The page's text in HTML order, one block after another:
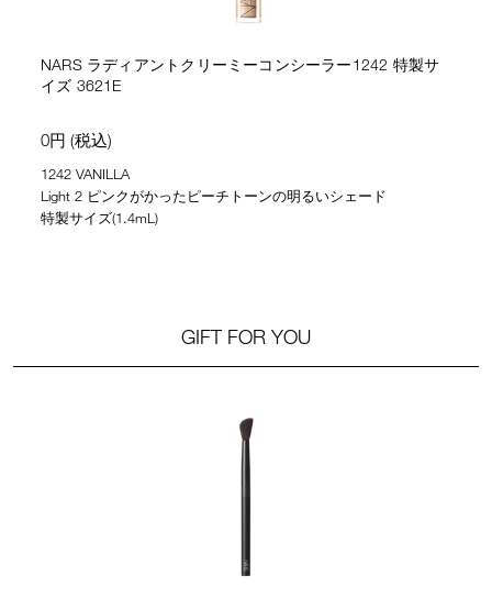
NARS ラディアントクリーミーコンシーラー1242 特製サ
イズ 3621E
0円 (税込)
1242 VANILLA
Light 2 ピンクがかったピーチトーンの明るいシェード
特製サイズ(1.4mL)
GIFT FOR YOU